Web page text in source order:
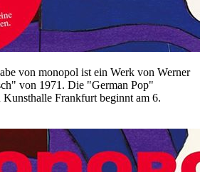
von monopol ist ein Werk von Werner
von 1971. Die "German Pop"
Frankfurt beginnt am 6.